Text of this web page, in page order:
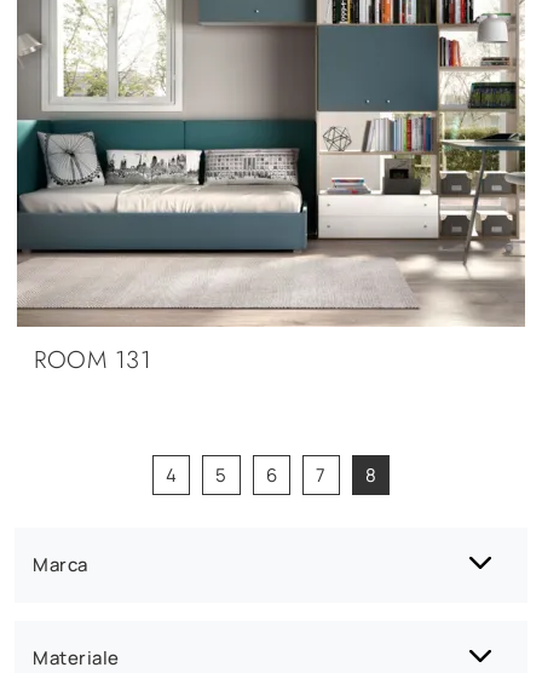
Marca
Materiale
ROOM 131
4 5 6 7 8